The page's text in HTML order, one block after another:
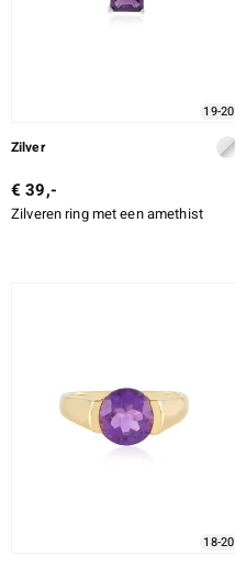
19-20
Zilver
€ 39,-
Zilveren ring met een amethist
18-20